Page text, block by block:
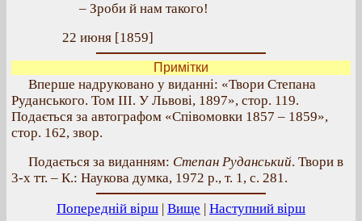
– Зроби й нам такого!
22 июня [1859]
Примітки
Вперше надруковано у виданні: «Твори Степана
Руданського. Том III. У Львові, 1897», стор. 119.
Подається за автографом «Співомовки 1857 – 1859»,
стор. 162, звор.
Подається за виданням: Степан Руданський. Твори в
3-х тт. – К.: Наукова думка, 1972 р., т. 1, с. 281.
Попередній вірш | Вище | Наступний вірш